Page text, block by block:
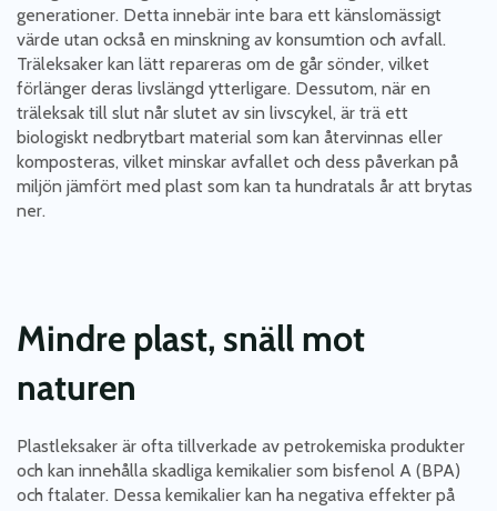
generationer. Detta innebär inte bara ett känslomässigt
värde utan också en minskning av konsumtion och avfall.
Träleksaker kan lätt repareras om de går sönder, vilket
förlänger deras livslängd ytterligare. Dessutom, när en
träleksak till slut når slutet av sin livscykel, är trä ett
biologiskt nedbrytbart material som kan återvinnas eller
komposteras, vilket minskar avfallet och dess påverkan på
miljön jämfört med plast som kan ta hundratals år att brytas
ner.
Mindre plast, snäll mot
naturen
Plastleksaker är ofta tillverkade av petrokemiska produkter
och kan innehålla skadliga kemikalier som bisfenol A (BPA)
och ftalater. Dessa kemikalier kan ha negativa effekter på